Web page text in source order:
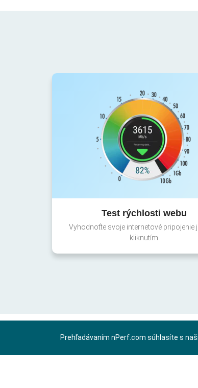
Test rýchlosti webu
Vyhodnoťte svoje internetové pripojenie
kliknutím
Prehľadávaním nPerf.com súhlasíte s